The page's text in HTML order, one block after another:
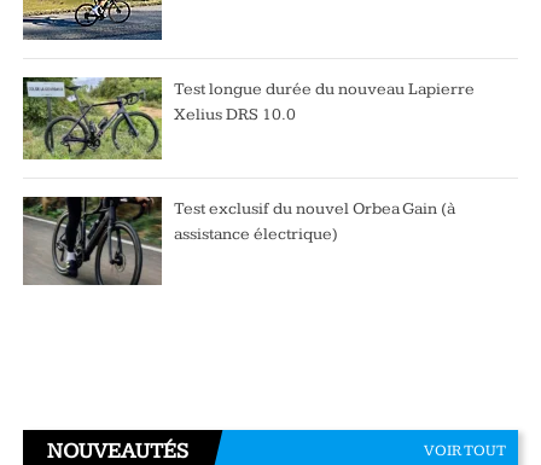
Test longue durée du nouveau Lapierre
Xelius DRS 10.0
Test exclusif du nouvel Orbea Gain (à
assistance électrique)
NOUVEAUTÉS VOIR TOUT